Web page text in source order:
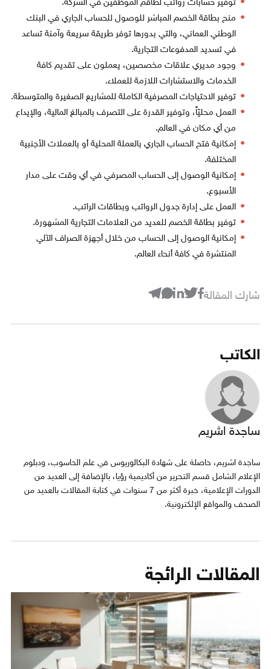
توفير حسابات رواتب لطاقم الموظفين في الشركة.
منح بطاقة الخصم المباشر للوصول للحساب الجاري في البنك
الوطني العماني، والتي بدورها توفر طريقة سريعة وآمنة تساعد
في تسديد المدفوعات التجارية.
وجود مديري علاقات مخصصين، يعملون على تقديم كافة
الخدمات والاستشارات اللازمة للعملاء.
توفير الاحتياجات المصرفية الكاملة للمشاريع الصغيرة والمتوسطة.
العمل محليّاً، وتوفير القدرة على التصرف بالمبالغ المالية، والإيداع
من أي مكان في العالم.
إمكانية فتح الحساب الجاري بالعملة المحلية أو بالعملات الأجنبية
المختلفة.
إمكانية الوصول إلى الحساب المصرفي في أي وقت على مدار
الأسبوع.
العمل على إدارة جدول الرواتب وبطاقات الراتب.
توفير بطاقة الخصم للعديد من العلامات التجارية المشهورة.
إمكانية الوصول إلى الحساب من خلال أجهزة الصراف الآلي
المنتشرة في كافة أنحاء العالم.
شارك المقالة
الكاتب
ساجدة اشريم
ساجدة اشريم، حاصلة على شهادة البكالوريوس في علم الحاسوب، ودبلوم
الإعلام الشامل قسم التحرير من أكاديمية رؤيا، بالإضافة إلى العديد من
الدورات الإعلامية، خبرة أكثر من 7 سنوات في كتابة المقالات بالعديد من
الصحف والمواقع الإلكترونية.
المقالات الرائجة